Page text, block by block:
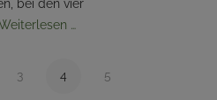
bei den vier
…
3 4 5